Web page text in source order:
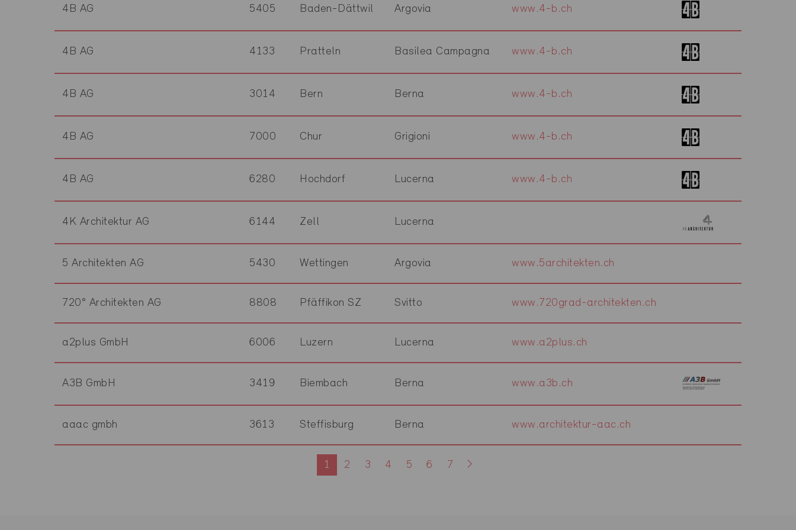
4B AG 5405 Baden-Dättwil Argovia www.4-b.ch
4B AG 4133 Pratteln Basilea Campagna www.4-b.ch
4B AG 3014 Bern Berna www.4-b.ch
4B AG 7000 Chur Grigioni www.4-b.ch
4B AG 6280 Hochdorf Lucerna www.4-b.ch
4K Architektur AG 6144 Zell Lucerna
5 Architekten AG 5430 Wettingen Argovia www.5architekten.ch
720° Architekten AG 8808 Pfäffikon SZ Svitto www.720grad-architekten.ch
a2plus GmbH 6006 Luzern Lucerna www.a2plus.ch
A3B GmbH 3419 Biembach Berna www.a3b.ch
aaac gmbh 3613 Steffisburg Berna www.architektur-aac.ch
1 2 3 4 5 6 7